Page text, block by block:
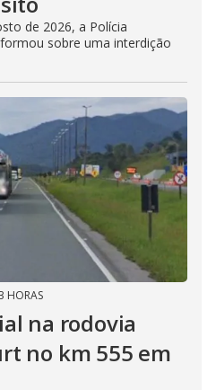
de 2026, a Polícia
sobre uma interdição
HORAS
na rodovia
no km 555 em